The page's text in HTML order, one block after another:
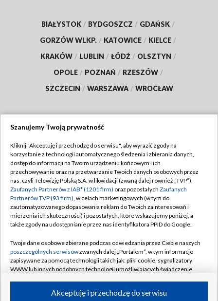
BIAŁYSTOK / BYDGOSZCZ / GDAŃSK /
GORZÓW WLKP. / KATOWICE / KIELCE /
KRAKÓW / LUBLIN / ŁÓDŹ / OLSZTYN /
OPOLE / POZNAŃ / RZESZÓW /
SZCZECIN / WARSZAWA / WROCŁAW
TVP
Abonament TVP
Emisja w TVP
Centrum informacji TVP
Naziemna Telewizja Cyfrowa
Rada Programowa
System NOS
Informacje o nadawcy
Program dla prasy
Regulamin TVP
Polityka prywatności
Moje zgody
Pomoc
Kontakt
Kanały
Szanujemy Twoją prywatność
Kliknij "Akceptuję i przechodzę do serwisu", aby wyrazić zgody na
korzystanie z technologii automatycznego śledzenia i zbierania danych,
dostęp do informacji na Twoim urządzeniu końcowym i ich
przechowywanie oraz na przetwarzanie Twoich danych osobowych przez
nas, czyli Telewizję Polską S.A. w likwidacji (zwaną dalej również „TVP”),
Zaufanych Partnerów z IAB* (1201 firm) oraz pozostałych Zaufanych
Partnerów TVP (93 firm), w celach marketingowych (w tym do
zautomatyzowanego dopasowania reklam do Twoich zainteresowań i
mierzenia ich skuteczności) i pozostałych, które wskazujemy poniżej, a
także zgody na udostępnianie przez nas identyfikatora PPID do Google.
Twoje dane osobowe zbierane podczas odwiedzania przez Ciebie naszych
poszczególnych serwisówzwanych dalej „Portalem”, w tym informacje
zapisywane za pomocą technologii takich jak: pliki cookie, sygnalizatory
WWW lub innych podobnych technologii umożliwiających świadczenie
ruchu w Internecie.Akceptuję i przechodzę do serwisu